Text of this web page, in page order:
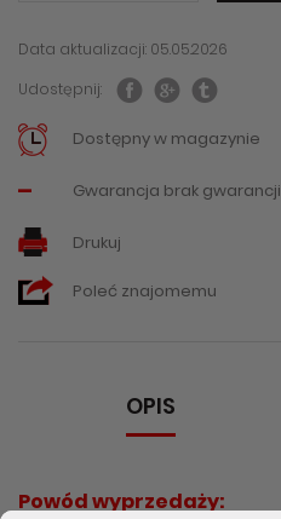
Data aktualizacji: 05.05.2026
Udostępnij:
Dostępny w magazynie
- Gwarancja brak gwarancji
Drukuj
Poleć znajomemu
OPIS
Powód wyprzedaży: